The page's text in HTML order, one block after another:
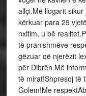
allçi.Më llogarit
kërkuar para 29
nxitim, u bë
të pranishmëve
gëzuar që njerëzit
për Dibrën.Më
të mirat!Shpresoj të
Golem!Me